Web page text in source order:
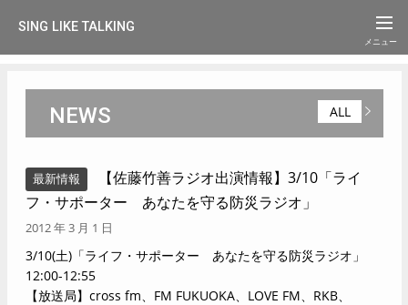
SING LIKE TALKING
NEWS ALL
最新情報
【佐藤竹善ラジオ出演情報】3/10「ライ
フ・サポーター あなたを守る防災ラジオ」
2012 年 3 月 1 日
3/10(土)「ライフ・サポーター あなたを守る防災ラジオ」
12:00-12:55
【放送局】cross fm、FM FUKUOKA、LOVE FM、RKB、